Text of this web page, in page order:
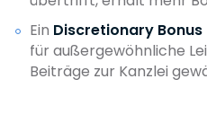
Ein Discretionary Bonus
für außergewöhnliche
Beiträge zur Kanzlei